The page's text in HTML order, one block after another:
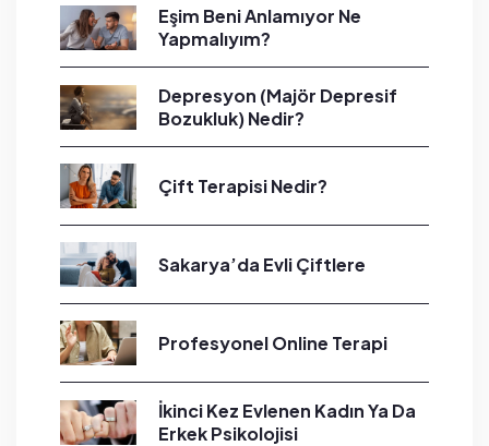
Eşim Beni Anlamıyor Ne
Yapmalıyım?
Depresyon (Majör Depresif
Bozukluk) Nedir?
Çift Terapisi Nedir?
Sakarya’da Evli Çiftlere
Profesyonel Online Terapi
İkinci Kez Evlenen Kadın Ya Da
Erkek Psikolojisi